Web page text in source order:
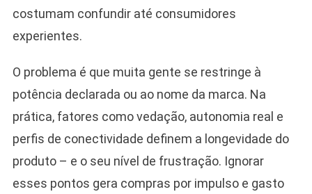
costumam confundir até consumidores
experientes.
O problema é que muita gente se restringe à
potência declarada ou ao nome da marca. Na
prática, fatores como vedação, autonomia real e
perfis de conectividade definem a longevidade do
produto – e o seu nível de frustração. Ignorar
esses pontos gera compras por impulso e gasto